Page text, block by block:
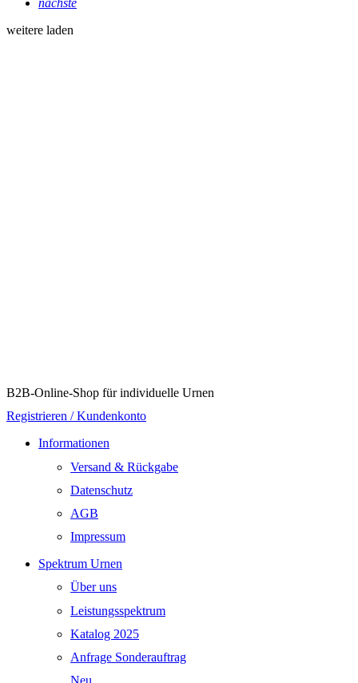
nächste
weitere laden
B2B-Online-Shop für individuelle Urnen
Registrieren / Kundenkonto
Informationen
Versand & Rückgabe
Datenschutz
AGB
Impressum
Spektrum Urnen
Über uns
Leistungsspektrum
Katalog 2025
Anfrage Sonderauftrag